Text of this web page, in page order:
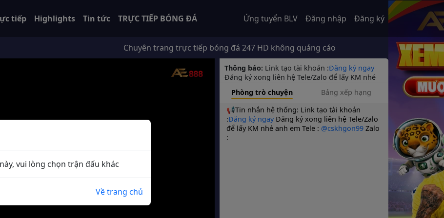
tiếp Highlights Tin tức TRỰC TIẾP BÓNG ĐÁ Ứng tuyển BLV Đăng nhập Đăng ký
Chuyên trang trực tiếp bóng đá 247 HD không quảng cáo
vui lòng chọn trận đấu khác
Về trang chủ
Thông báo: Link tạo tài khoản :Đăng ký ngay
Đăng ký xong liên hệ Tele/Zalo để lấy KM nhé
Phòng trò chuyện
Bảng xếp hạng
📢Tin nhắn hệ thống: Link tạo tài khoản
:Đăng ký ngay Đăng ký xong liên hệ Tele/Zalo
để lấy KM nhé anh em Tele : @cskhgon99 Zalo
: